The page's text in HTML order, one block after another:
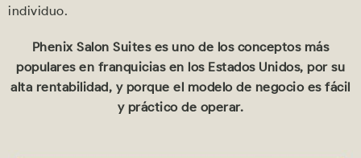
individuo.
Phenix Salon Suites es uno de los conceptos más
populares en franquicias en los Estados Unidos, por su
alta rentabilidad, y porque el modelo de negocio es fácil
y práctico de operar.